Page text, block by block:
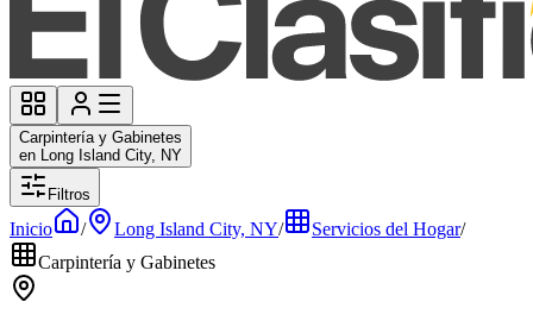
Carpintería y Gabinetes
en Long Island City, NY
Filtros
Inicio / Long Island City, NY/ Servicios del Hogar/
Carpintería y Gabinetes